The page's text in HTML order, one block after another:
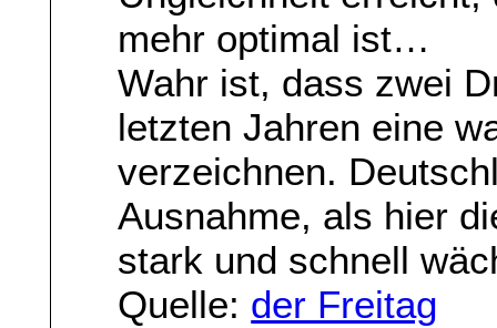
mehr optimal ist…
Wahr ist, dass zwei
letzten Jahren eine
verzeichnen.
Ausnahme, als hier
stark und schnell
Quelle: der Freitag